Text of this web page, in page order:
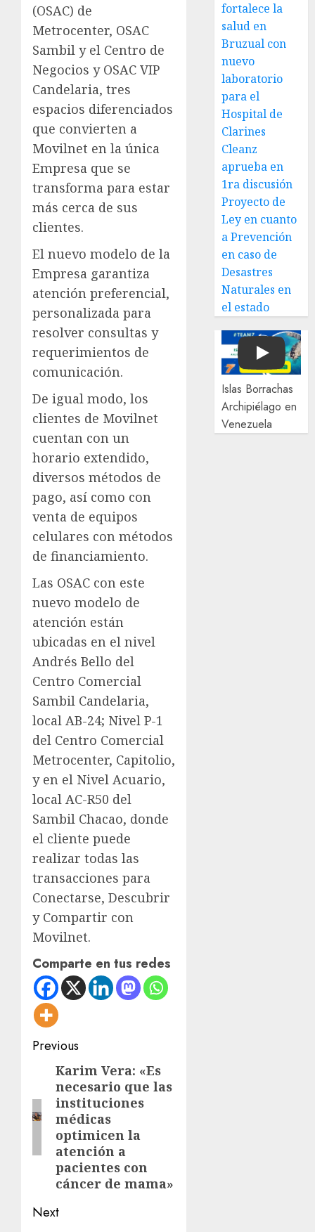
(OSAC) de
Metrocenter, OSAC
Sambil y el Centro de
Negocios y OSAC VIP
Candelaria, tres
espacios diferenciados
que convierten a
Movilnet en la única
Empresa que se
transforma para estar
más cerca de sus
clientes.
El nuevo modelo de la
Empresa garantiza
atención preferencial,
personalizada para
resolver consultas y
requerimientos de
comunicación.
De igual modo, los
clientes de Movilnet
cuentan con un
horario extendido,
diversos métodos de
pago, así como con
venta de equipos
celulares con métodos
de financiamiento.
Las OSAC con este
nuevo modelo de
atención están
ubicadas en el nivel
Andrés Bello del
Centro Comercial
Sambil Candelaria,
local AB-24; Nivel P-1
del Centro Comercial
Metrocenter, Capitolio,
y en el Nivel Acuario,
local AC-R50 del
Sambil Chacao, donde
el cliente puede
realizar todas las
transacciones para
Conectarse, Descubrir
y Compartir con
Movilnet.
Comparte en tus redes
Post
navigation
Previous
Previous
post:
Karim Vera: «Es
necesario que las
instituciones
médicas
optimicen la
atención a
pacientes con
cáncer de mama»
Next
fortalece la
salud en
Bruzual con
nuevo
laboratorio
para el
Hospital de
Clarines
Cleanz
aprueba en
1ra discusión
Proyecto de
Ley en cuanto
a Prevención
en caso de
Desastres
Naturales en
el estado
Play
Islas Borrachas
Archipiélago en
Venezuela